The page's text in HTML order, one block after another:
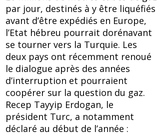
par jour, destinés à y être liquéfiés
avant d’être expédiés en Europe,
l’Etat hébreu pourrait dorénavant
se tourner vers la Turquie. Les
deux pays ont récemment renoué
le dialogue après des années
d’interruption et pourraient
coopérer sur la question du gaz.
Recep Tayyip Erdogan, le
président Turc, a notamment
déclaré au début de l’année :